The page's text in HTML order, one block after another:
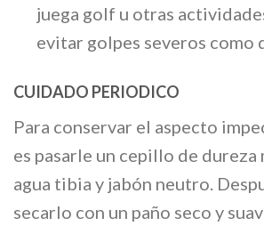
juega golf u otras
evitar golpes severos como
CUIDADO PERIODICO
Para conservar el aspecto
es pasarle un cepillo de dureza
agua tibia y jabón neutro.
secarlo con un paño seco y